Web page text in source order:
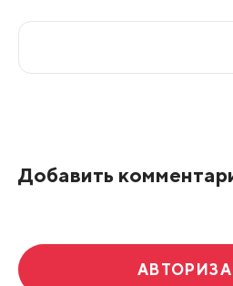
Добавить